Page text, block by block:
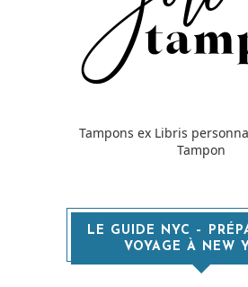
Tampons ex Libris
Tampon
LE GUIDE NYC –
VOYAGE À NEW